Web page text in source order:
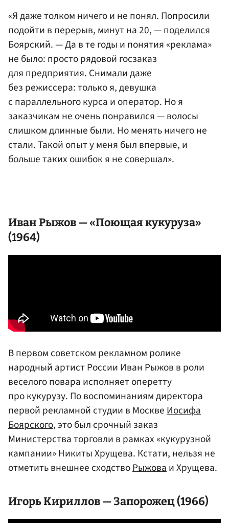
«Я даже толком ничего и не понял. Попросили
подойти в перерыв, минут на 20, — поделился
Боярский. — Да в те годы и понятия «реклама»
не было: просто рядовой госзаказ
для предприятия. Снимали даже
без режиссера: только я, девушка
с параллельного курса и оператор. Но я
заказчикам не очень понравился — волосы
слишком длинные были. Но менять ничего не
стали. Такой опыт у меня был впервые, и
больше таких ошибок я не совершал».
Иван Рыжов — «Поющая кукуруза»
(1964)
В первом советском рекламном ролике
народный артист России Иван Рыжов в роли
веселого повара исполняет оперетту
про кукурузу. По воспоминаниям директора
первой рекламной студии в Москве Иосифа
Боярского, это был срочный заказ
Министерства торговли в рамках «кукурузной
кампании» Никиты Хрущева. Кстати, нельзя не
отметить внешнее сходствоРыжова и Хрущева.
ИгорьКириллов— Запорожец (1966)